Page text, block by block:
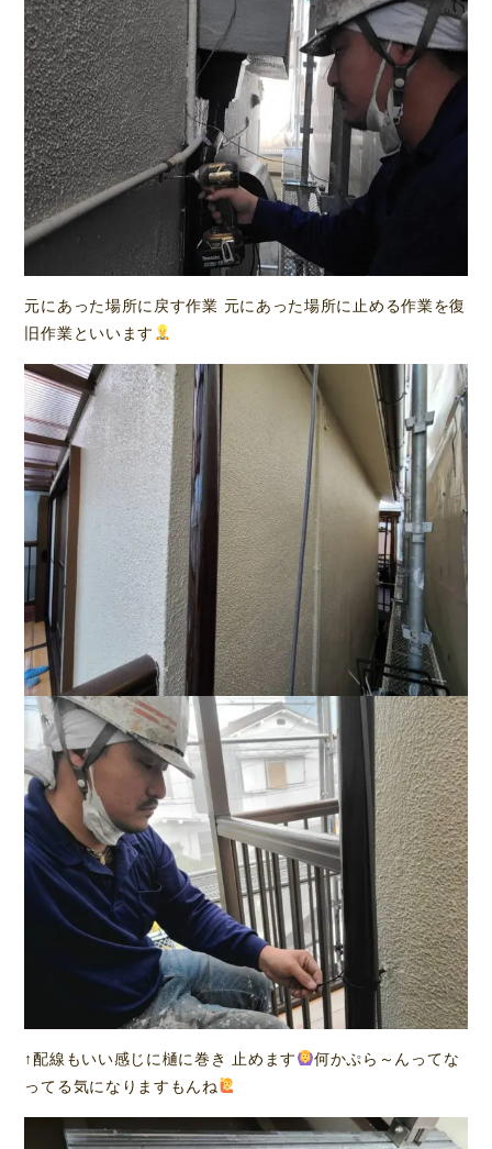
元にあった場所に戻す作業 元にあった場所に止める作業を復
旧作業といいます
↑配線もいい感じに樋に巻き 止めます
何かぷら～んってな
ってる気になりますもんね